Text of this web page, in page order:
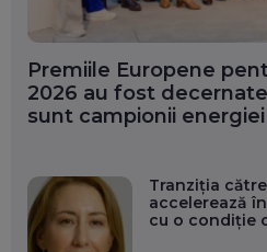
Premiile Europene
2026 au fost
sunt campionii
Tranziția
accelerează
cu o condiție